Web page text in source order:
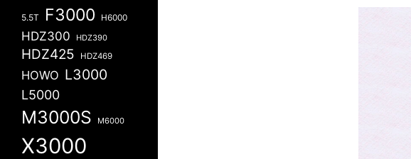
5.5T F3000 H6000
HDZ300 HDZ390
HDZ425 HDZ469
HOWO L3000
L5000
M3000S M6000
X3000